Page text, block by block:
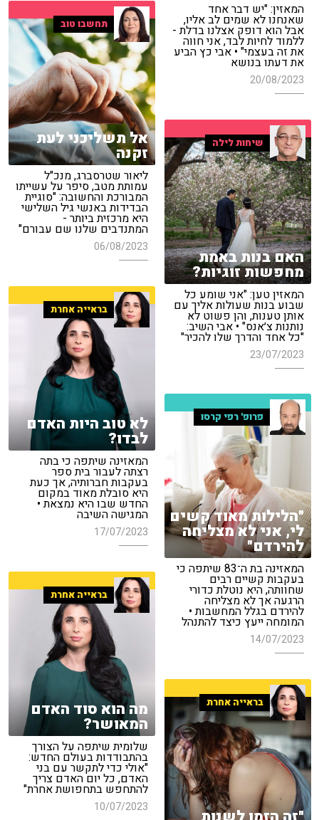
המאזין: "יש דבר אחד
שאנחנו לא שמים לב אליו,
אבל הוא דופק אצלנו בדלת -
ללמוד לחיות לבד, אני חווה
את זה בעצמי" • אבי כץ הביע
את דעתו בנושא
20/08/2023
תחשבו טוב
אל תשליכני לעת
זקנה
ליאור שטרסברג, מנכ"ל
עמותת מטב, סיפר על עשייתו
המבורכת והחשובה: "סוגיית
הבדידות באנשי גיל השלישי
היא מרכזית ביותר -
המתנדבים שלנו שם עבורם"
06/08/2023
שיחות לילה
האם בנות באמת
מחפשות זוגיות?
המאזין טען: "אני שומע כל
שבוע בנות שעולות אליך עם
אותן טענות, והן פשוט לא
נותנות צ׳אנס" • אבי השיב:
"כל אחד והדרך שלו להכיר"
23/07/2023
בראייה אחרת
לא טוב היות האדם
לבדו?
המאזינה שיתפה כי בתה
רצתה לעבור בית ספר
בעקבות חברותיה, אך כעת
היא סובלת מאוד במקום
החדש שבו היא נמצאת •
המגישה השיבה
17/07/2023
פרופ' רפי קרסו
"הלילות מאוד קשים
לי, אני לא מצליחה
להירדם"
המאזינה בת ה־83 שיתפה כי
בעקבות קשיים רבים
שחוותה, היא נוטלת כדורי
הרגעה אך לא מצליחה
להירדם בגלל המחשבות •
המומחה ייעץ כיצד להתנהל
14/07/2023
בראייה אחרת
מה הוא סוד האדם
המאושר?
שלומית שיתפה על הצורך
בהתבודדות בעולם החדש:
"אולי כדי לתקשר עם בני
האדם, כל יום האדם צריך
להתחפש בתחפושת אחרת"
10/07/2023
בראייה אחרת